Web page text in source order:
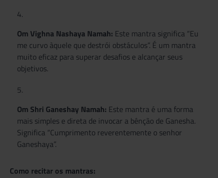
Om Vighna Nashaya Namah: Este mantra significa “Eu
me curvo àquele que destrói obstáculos”. É um mantra
muito eficaz para superar desafios e alcançar seus
objetivos.
Om Shri Ganeshay Namah: Este mantra é uma forma
mais simples e direta de invocar a bênção de Ganesha.
Significa “Cumprimento reverentemente o senhor
Ganeshaya”.
Como recitar os mantras: